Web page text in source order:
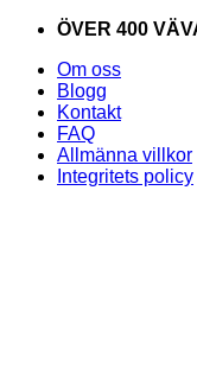
Skip
content
ÖVER 400
Om oss
Blogg
Kontakt
FAQ
Allmänna villkor
Integritets policy